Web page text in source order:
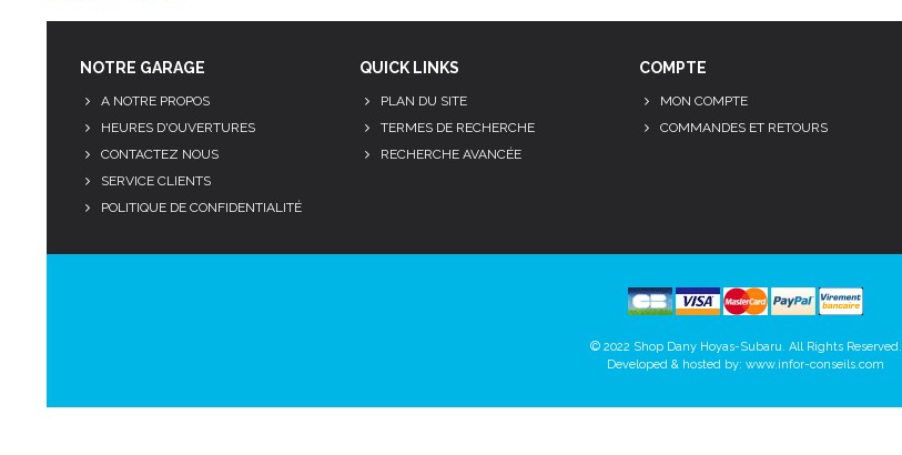
NOTRE GARAGE
A NOTRE PROPOS
HEURES D'OUVERTURES
CONTACTEZ NOUS
SERVICE CLIENTS
POLITIQUE DE CONFIDENTIALITÉ
QUICK LINKS
PLAN DU SITE
TERMES DE RECHERCHE
RECHERCHE AVANCÉE
COMPTE
MON COMPTE
COMMANDES ET RETOURS
© 2022 Shop Dany Hoyas-Subaru. All Rights Reserved.
Developed & hosted by: www.infor-conseils.com